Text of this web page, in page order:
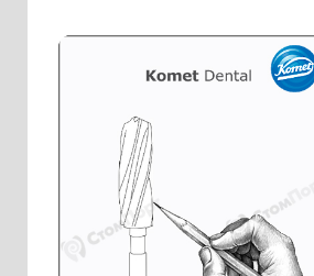
Наконечники и переходники KaVo